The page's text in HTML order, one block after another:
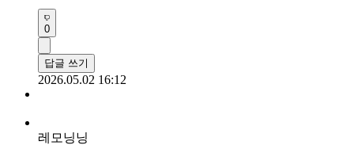
0
답글 쓰기
2026.05.02 16:12
레모닝닝